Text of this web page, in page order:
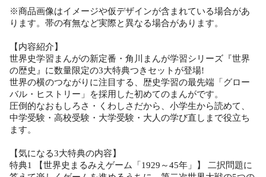
※商品画像はイメージや仮デザインが含まれている場合があ
ります。帯の有無など実際と異なる場合があります。
【内容紹介】
世界史学習まんがの新定番・角川まんが学習シリーズ『世界
の歴史』に数量限定の3大特典つきセットが登場!
世界の横のつながりに注目する、歴史学習の最先端「グロー
バル・ヒストリー」を採用した初めてのまんがです。
圧倒的なおもしろさ・くわしさだから、小学生から読めて、
中学受験・高校受験・大学受験・大人の学び直しまで役立ち
ます。
【気になる3大特典の内容】
特典1 【世界史まるみえゲーム「1929～45年」】 二択問題に